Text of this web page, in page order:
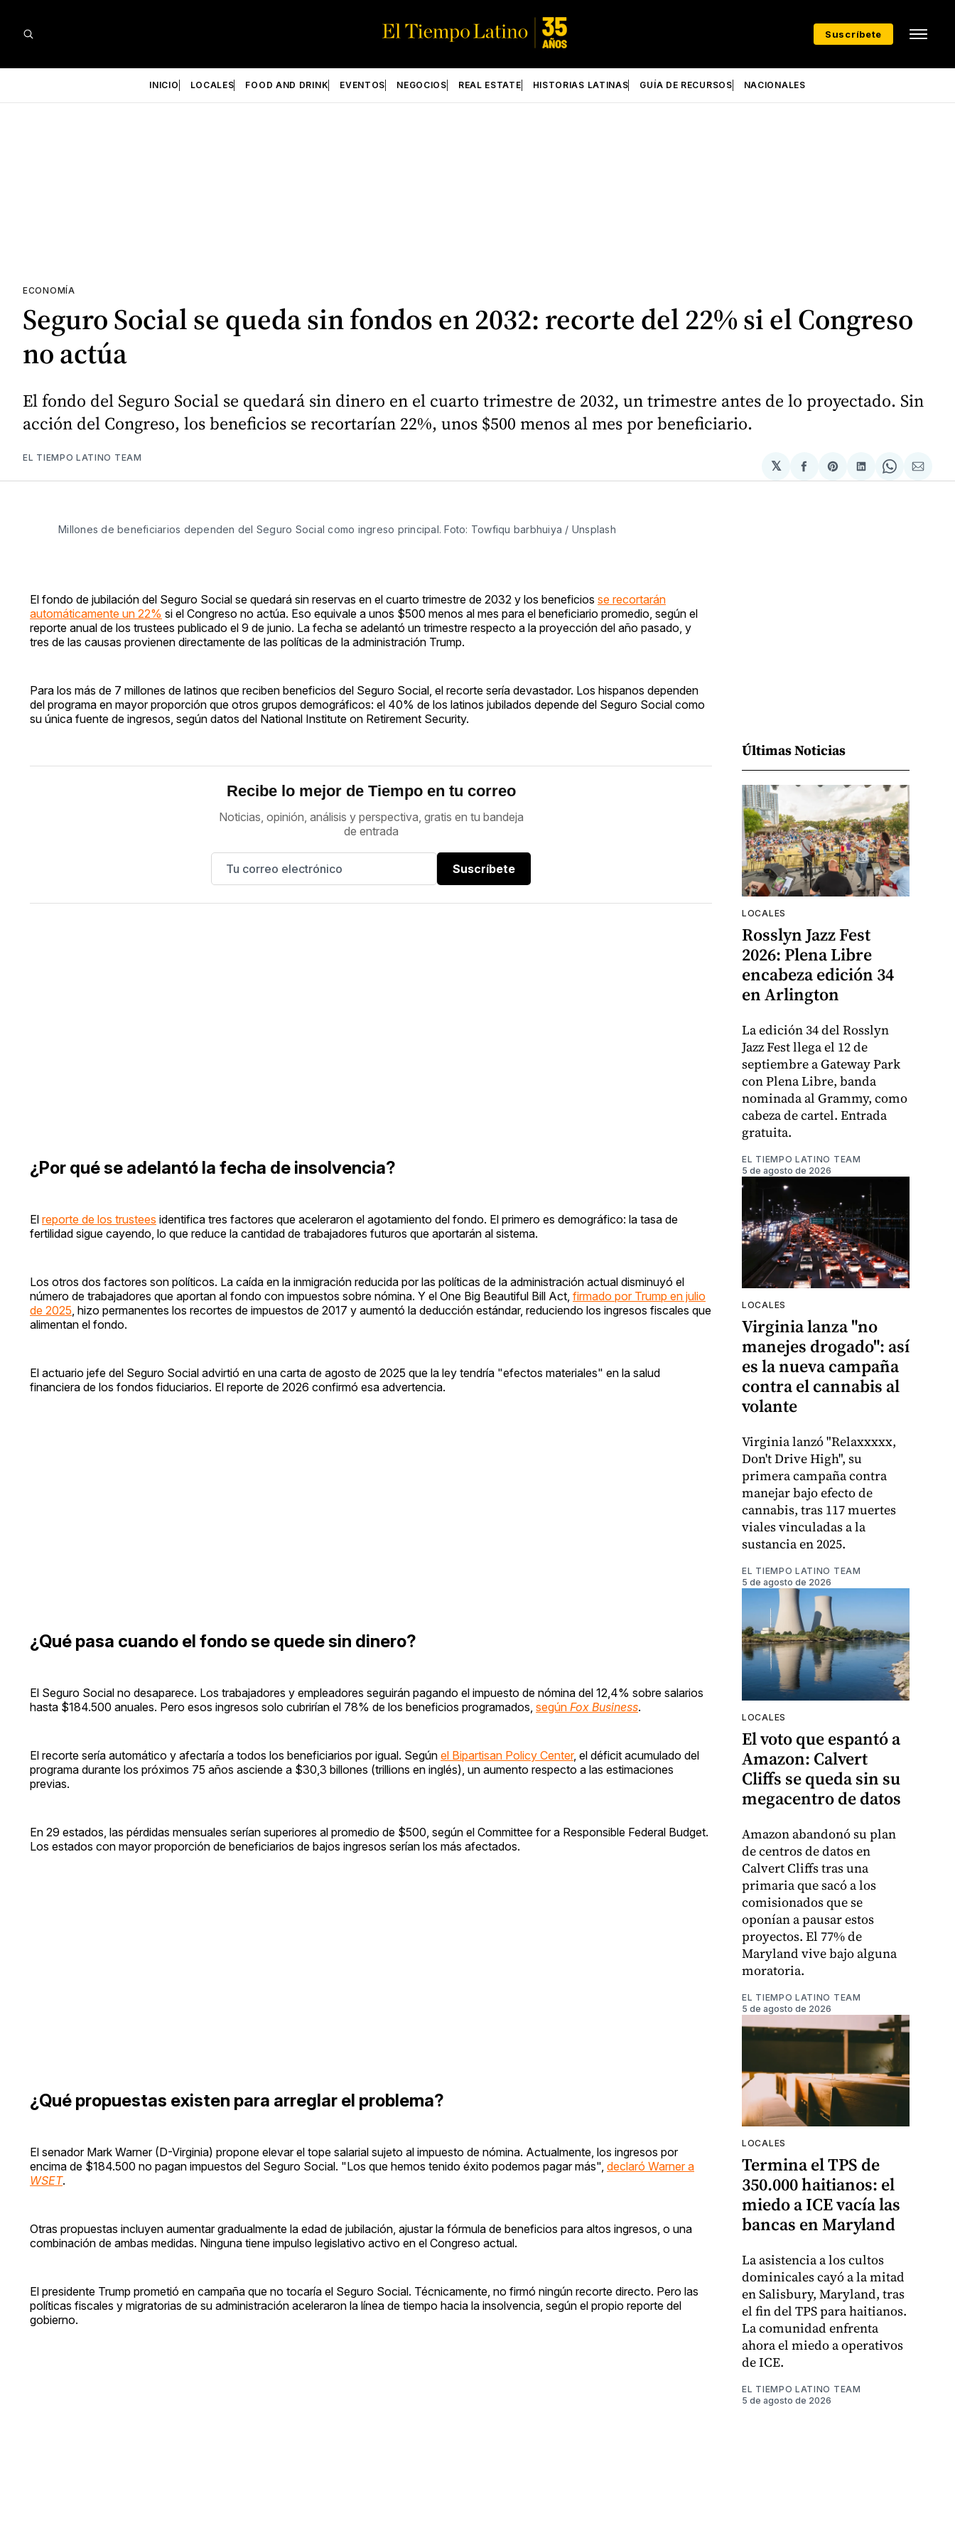
Suscríbete
INICIO LOCALES FOOD AND DRINK EVENTOS NEGOCIOS REAL ESTATE HISTORIAS LATINAS GUÍA DE RECURSOS NACIONALES
ECONOMÍA
Seguro Social se queda sin fondos en 2032: recorte del 22% si el Congreso
no actúa
El fondo del Seguro Social se quedará sin dinero en el cuarto trimestre de 2032, un trimestre antes de lo proyectado. Sin
acción del Congreso, los beneficios se recortarían 22%, unos $500 menos al mes por beneficiario.
EL TIEMPO LATINO TEAM
𝕏
Compartir
en
Share
on
Compartir
en
Share
on
via
Millones de beneficiarios dependen del Seguro Social como ingreso principal. Foto: Towfiqu barbhuiya / Unsplash
El fondo de jubilación del Seguro Social se quedará sin reservas en el cuarto trimestre de 2032 y los beneficios se recortarán
automáticamente un 22% si el Congreso no actúa. Eso equivale a unos $500 menos al mes para el beneficiario promedio, según el
reporte anual de los trustees publicado el 9 de junio. La fecha se adelantó un trimestre respecto a la proyección del año pasado, y
tres de las causas provienen directamente de las políticas de la administración Trump.
Para los más de 7 millones de latinos que reciben beneficios del Seguro Social, el recorte sería devastador. Los hispanos dependen
del programa en mayor proporción que otros grupos demográficos: el 40% de los latinos jubilados depende del Seguro Social como
su única fuente de ingresos, según datos del National Institute on Retirement Security.
Recibe lo mejor de Tiempo en tu correo
Noticias, opinión, análisis y perspectiva, gratis en tu bandeja
de entrada
Suscríbete
¿Por qué se adelantó la fecha de insolvencia?
El reporte de los trustees identifica tres factores que aceleraron el agotamiento del fondo. El primero es demográfico: la tasa de
fertilidad sigue cayendo, lo que reduce la cantidad de trabajadores futuros que aportarán al sistema.
Los otros dos factores son políticos. La caída en la inmigración reducida por las políticas de la administración actual disminuyó el
número de trabajadores que aportan al fondo con impuestos sobre nómina. Y el One Big Beautiful Bill Act, firmado por Trump en julio
de 2025 , hizo permanentes los recortes de impuestos de 2017 y aumentó la deducción estándar, reduciendo los ingresos fiscales que
alimentan el fondo.
El actuario jefe del Seguro Social advirtió en una carta de agosto de 2025 que la ley tendría "efectos materiales" en la salud
financiera de los fondos fiduciarios. El reporte de 2026 confirmó esa advertencia.
¿Qué pasa cuando el fondo se quede sin dinero?
El Seguro Social no desaparece. Los trabajadores y empleadores seguirán pagando el impuesto de nómina del 12,4% sobre salarios
hasta $184.500 anuales. Pero esos ingresos solo cubrirían el 78% de los beneficios programados, según Fox Business.
El recorte sería automático y afectaría a todos los beneficiarios por igual. Según el Bipartisan Policy Center, el déficit acumulado del
programa durante los próximos 75 años asciende a $30,3 billones (trillions en inglés), un aumento respecto a las estimaciones
previas.
En 29 estados, las pérdidas mensuales serían superiores al promedio de $500, según el Committee for a Responsible Federal Budget.
Los estados con mayor proporción de beneficiarios de bajos ingresos serían los más afectados.
¿Qué propuestas existen para arreglar el problema?
El senador Mark Warner (D-Virginia) propone elevar el tope salarial sujeto al impuesto de nómina. Actualmente, los ingresos por
encima de $184.500 no pagan impuestos del Seguro Social. "Los que hemos tenido éxito podemos pagar más", declaró Warner a
WSET.
Otras propuestas incluyen aumentar gradualmente la edad de jubilación, ajustar la fórmula de beneficios para altos ingresos, o una
combinación de ambas medidas. Ninguna tiene impulso legislativo activo en el Congreso actual.
El presidente Trump prometió en campaña que no tocaría el Seguro Social. Técnicamente, no firmó ningún recorte directo. Pero las
políticas fiscales y migratorias de su administración aceleraron la línea de tiempo hacia la insolvencia, según el propio reporte del
gobierno.
Últimas Noticias
LOCALES
Rosslyn Jazz Fest
2026: Plena Libre
encabeza edición 34
en Arlington
La edición 34 del Rosslyn
Jazz Fest llega el 12 de
septiembre a Gateway Park
con Plena Libre, banda
nominada al Grammy, como
cabeza de cartel. Entrada
gratuita.
EL TIEMPO LATINO TEAM
5 de agosto de 2026
LOCALES
Virginia lanza "no
manejes drogado": así
es la nueva campaña
contra el cannabis al
volante
Virginia lanzó "Relaxxxxx,
Don't Drive High", su
primera campaña contra
manejar bajo efecto de
cannabis, tras 117 muertes
viales vinculadas a la
sustancia en 2025.
EL TIEMPO LATINO TEAM
5 de agosto de 2026
LOCALES
El voto que espantó a
Amazon: Calvert
Cliffs se queda sin su
megacentro de datos
Amazon abandonó su plan
de centros de datos en
Calvert Cliffs tras una
primaria que sacó a los
comisionados que se
oponían a pausar estos
proyectos. El 77% de
Maryland vive bajo alguna
moratoria.
EL TIEMPO LATINO TEAM
5 de agosto de 2026
LOCALES
Termina el TPS de
350.000 haitianos: el
miedo a ICE vacía las
bancas en Maryland
La asistencia a los cultos
dominicales cayó a la mitad
en Salisbury, Maryland, tras
el fin del TPS para haitianos.
La comunidad enfrenta
ahora el miedo a operativos
de ICE.
EL TIEMPO LATINO TEAM
5 de agosto de 2026